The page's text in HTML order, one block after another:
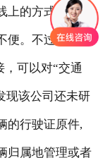
的方式方法进
便。不过，也有
可以对“交通
现该公司还未研
的行驶证原件,
归属地管理或者